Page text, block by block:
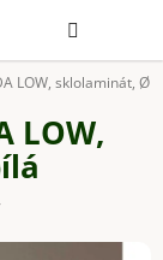
LOW, sklolaminát, Ø
LOW,